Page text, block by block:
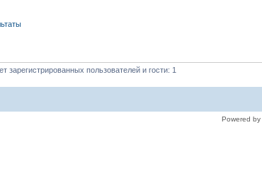
пользователей и гости: 1
Powered by